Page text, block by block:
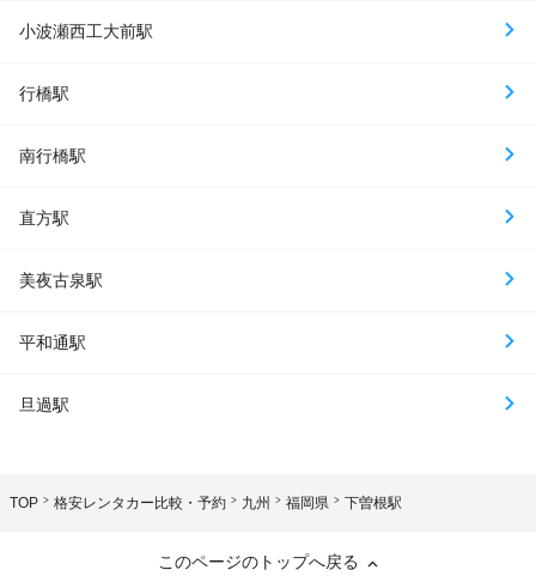
小波瀬西工大前駅
行橋駅
南行橋駅
直方駅
美夜古泉駅
平和通駅
旦過駅
TOP 格安レンタカー比較・予約 九州 福岡県 下曽根駅
このページのトップへ戻る